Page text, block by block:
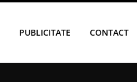
PUBLICITATE CONTACT